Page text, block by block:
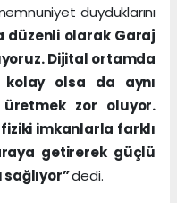
duyduklarını
düzenli olarak Garaj
Dijital ortamda
olsa da aynı
zor oluyor.
imkanlarla farklı
getirerek güçlü
dedi.